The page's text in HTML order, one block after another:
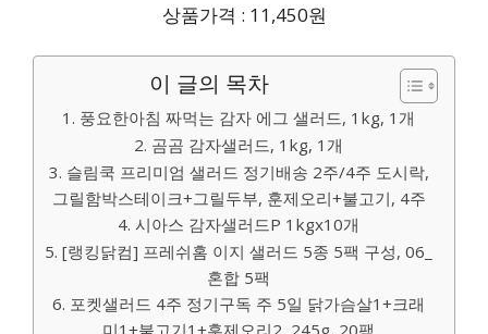
상품가격 : 11,450원
이 글의 목차
1. 풍요한아침 짜먹는 감자 에그 샐러드, 1kg, 1개
2. 곰곰 감자샐러드, 1kg, 1개
3. 슬림쿡 프리미엄 샐러드 정기배송 2주/4주 도시락,
그릴함박스테이크+그릴두부, 훈제오리+불고기, 4주
4. 시아스 감자샐러드P 1kgx10개
5. [랭킹닭컴] 프레쉬홈 이지 샐러드 5종 5팩 구성, 06_
혼합 5팩
6. 포켓샐러드 4주 정기구독 주 5일 닭가슴살1+크래
미1+불고기1+훈제오리2, 245g, 20팩